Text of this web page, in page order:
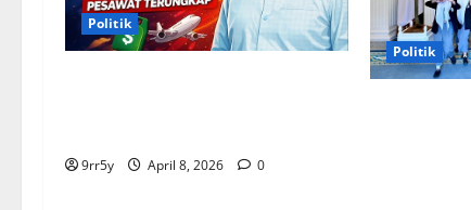
Politik
9rr5y April 8, 2026 0
Politik